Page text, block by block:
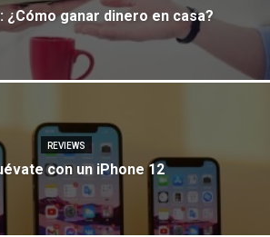
¿Cómo ganar dinero en casa?
REVIEWS
con un iPhone 12